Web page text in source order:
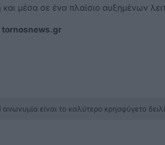
και μέσα σε ένα πλαίσιο αυξημένων
tornosnews.gr
ανωνυμία είναι το καλύτερο κρησφύγετο